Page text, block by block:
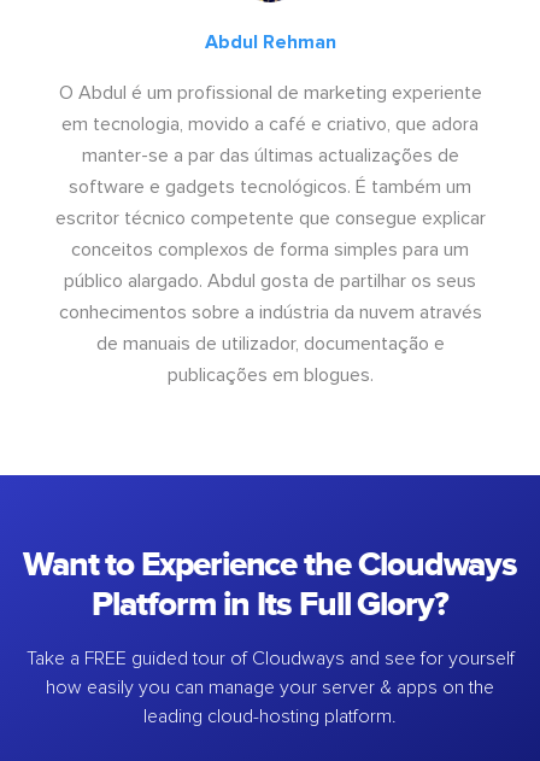
Abdul Rehman
O Abdul é um profissional de marketing experiente
em tecnologia, movido a café e criativo, que adora
manter-se a par das últimas actualizações de
software e gadgets tecnológicos. É também um
escritor técnico competente que consegue explicar
conceitos complexos de forma simples para um
público alargado. Abdul gosta de partilhar os seus
conhecimentos sobre a indústria da nuvem através
de manuais de utilizador, documentação e
publicações em blogues.
Want to Experience the Cloudways
Platform in Its Full Glory?
Take a FREE guided tour of Cloudways and see for yourself
how easily you can manage your server & apps on the
leading cloud-hosting platform.